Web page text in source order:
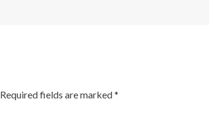
Required fields are marked*